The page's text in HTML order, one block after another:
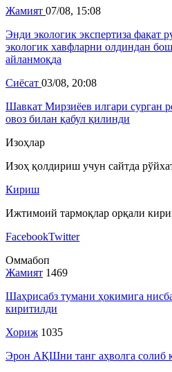
Жамият 07/08, 15:08
Энди экологик экспертиза фақат
экологик хавфларни олдиндан
айланмоқда
Сиёсат 03/08, 20:08
Шавкат Мирзиёев илгари сурган
овоз билан қабул қилинди
Изоҳлар
Изоҳ қолдириш учун сайтда
Кириш
Ижтимоий тармоқлар орқали
FacebookTwitter
Оммабоп
Жамият 1469
Шаҳрисабз тумани ҳокимига
киритилди
Хориж 1035
Эрон АҚШни танг аҳволга солиб